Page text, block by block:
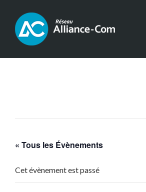
« Tous les Évènements
Cet évènement est passé